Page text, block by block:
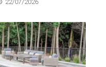
22/07/2026